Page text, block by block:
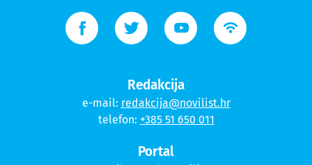
Redakcija
e-mail: redakcija@novilist.hr
telefon: +385 51 650 011
Portal